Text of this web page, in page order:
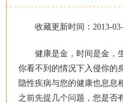
收藏更新时间：2013-03-
健康是金，时间是金，
你看不到的情况下入侵你的
隐性疾病与您的健康也息息
之前先提几个问题，您是否